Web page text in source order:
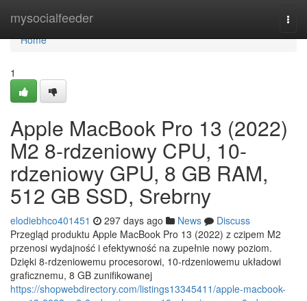
mysocialfeeder
Home
Home
1
Apple MacBook Pro 13 (2022)
M2 8-rdzeniowy CPU, 10-
rdzeniowy GPU, 8 GB RAM,
512 GB SSD, Srebrny
elodiebhco401451 297 days ago News
Discuss
Przegląd produktu Apple MacBook Pro 13 (2022) z czipem M2
przenosi wydajność i efektywność na zupełnie nowy poziom.
Dzięki 8-rdzeniowemu procesorowi, 10-rdzeniowemu układowi
graficznemu, 8 GB zunifikowanej
https://shopwebdirectory.com/listings13345411/apple-macbook-